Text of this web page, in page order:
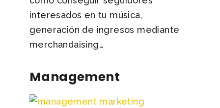
interesados en tu música,
generación de ingresos mediante
merchandaising…
Management